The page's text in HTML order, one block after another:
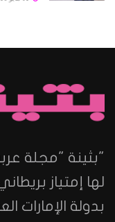
"بثينة "مجلة
لها إمتياز
بدولة الإمارات